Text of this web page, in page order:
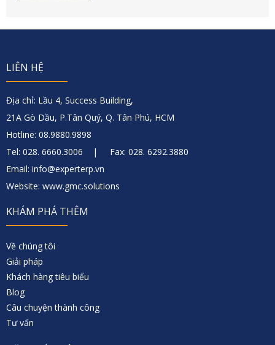
LIÊN HỆ
Địa chỉ: Lầu 4, Success Building,
21A Gò Dầu, P.Tân Quý, Q. Tân Phú, HCM
Hotline: 08.9880.9898
Tel: 028. 6660.3006 | Fax: 028. 6292.3880
Email: info@experterp.vn
Website: www.gmc.solutions
KHÁM PHÁ THÊM
Về chúng tôi
Giải pháp
Khách hàng tiêu biểu
Blog
Câu chuyện thành công
Tư vấn